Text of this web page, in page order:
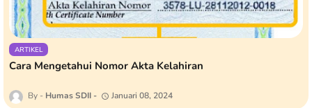
ARTIKEL
Cara Mengetahui Nomor Akta Kelahiran
Humas SDII Januari 08, 2024